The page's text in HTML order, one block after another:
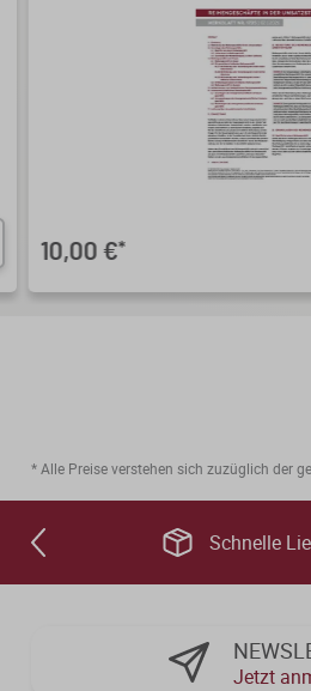
10,00 €*
* Alle Preise verstehen sich zuzüglich der
Schnelle
Jetzt